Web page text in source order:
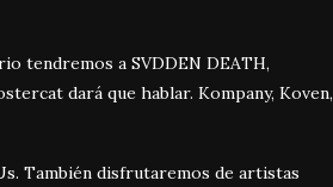
tendremos a SVDDEN DEATH,
dará que hablar. Kompany, Koven,
También disfrutaremos de artistas